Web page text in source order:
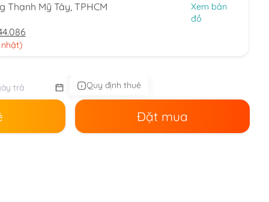
Thạnh Mỹ Tây, TPHCM
Xem bản
đồ
Quy định thuê
Đặt mua